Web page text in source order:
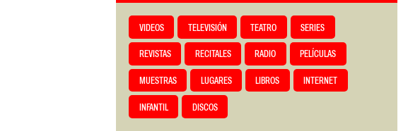
VIDEOS TELEVISIÓN TEATRO SERIES
REVISTAS RECITALES RADIO PELÍCULAS
MUESTRAS LUGARES LIBROS INTERNET
INFANTIL DISCOS